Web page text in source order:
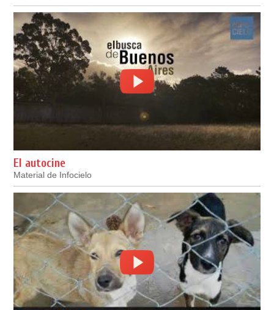
El autocine
Material de Infocielo